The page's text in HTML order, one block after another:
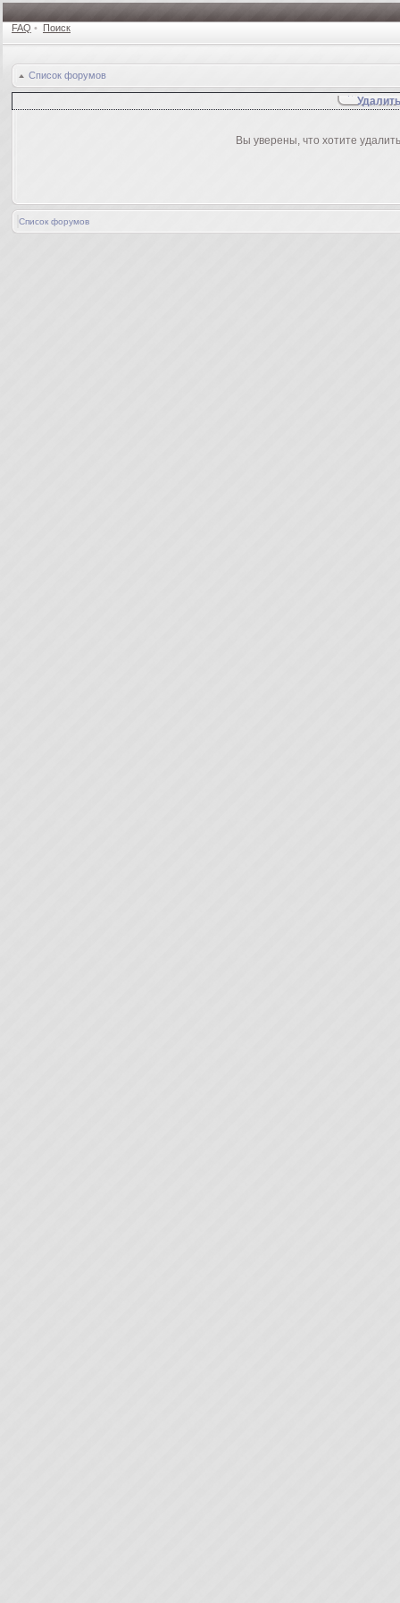
FAQ • Поиск
Список форумов
Вы уверены, что хотите
Список форумов